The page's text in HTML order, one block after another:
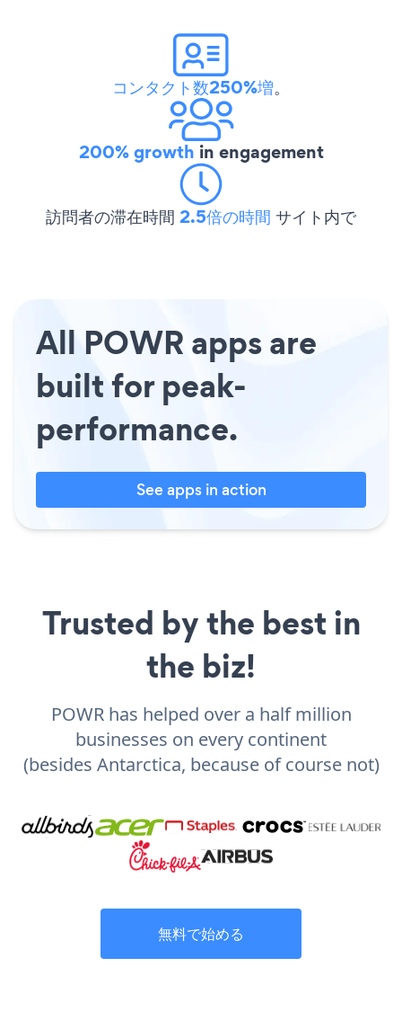
コンタクト数250%増。
200% growth in engagement
訪問者の滞在時間 2.5倍の時間 サイト内で
All POWR apps are
built for peak-
performance.
See apps in action
Trusted by the best in
the biz!
POWR has helped over a half million
businesses on every continent
(besides Antarctica, because of course not)
無料で始める